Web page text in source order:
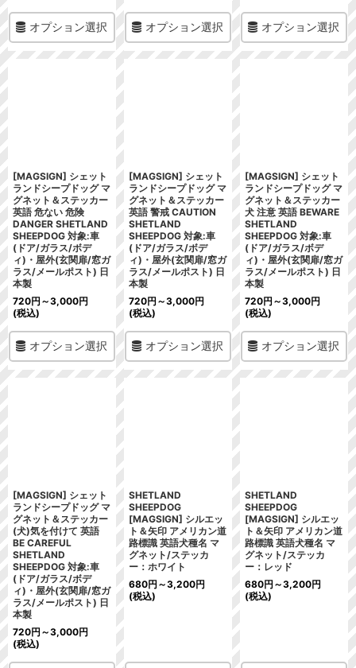
オプション選択 オプション選択 オプション選択
[MAGSIGN] シェット
ランドシープドッグ マ
グネット＆ステッカー
英語 危ない 危険
DANGER SHETLAND
SHEEPDOG 対象:車
(ドア/ガラス/ボデ
ィ)・屋外(玄関扉/窓ガ
ラス/メールポスト) 日
本製
720円 ～3,000円
(税込)
オプション選択
[MAGSIGN] シェット
ランドシープドッグ マ
グネット＆ステッカー
英語 警戒 CAUTION
SHETLAND
SHEEPDOG 対象:車
(ドア/ガラス/ボデ
ィ)・屋外(玄関扉/窓ガ
ラス/メールポスト) 日
本製
720円 ～3,000円
(税込)
オプション選択
[MAGSIGN] シェット
ランドシープドッグ マ
グネット＆ステッカー
犬 注意 英語 BEWARE
SHETLAND
SHEEPDOG 対象:車
(ドア/ガラス/ボデ
ィ)・屋外(玄関扉/窓ガ
ラス/メールポスト) 日
本製
720円 ～3,000円
(税込)
オプション選択
[MAGSIGN] シェット
ランドシープドッグ マ
グネット＆ステッカー
(犬)気を付けて 英語
BE CAREFUL
SHETLAND
SHEEPDOG 対象:車
(ドア/ガラス/ボデ
ィ)・屋外(玄関扉/窓ガ
ラス/メールポスト) 日
本製
720円 ～3,000円
(税込)
SHETLAND
SHEEPDOG
[MAGSIGN] シルエッ
ト＆矢印 アメリカン道
路標識 英語犬種名 マ
グネット/ステッカ
ー：ホワイト
680円 ～3,200円
(税込)
SHETLAND
SHEEPDOG
[MAGSIGN] シルエッ
ト＆矢印 アメリカン道
路標識 英語犬種名 マ
グネット/ステッカ
ー：レッド
680円 ～3,200円
(税込)